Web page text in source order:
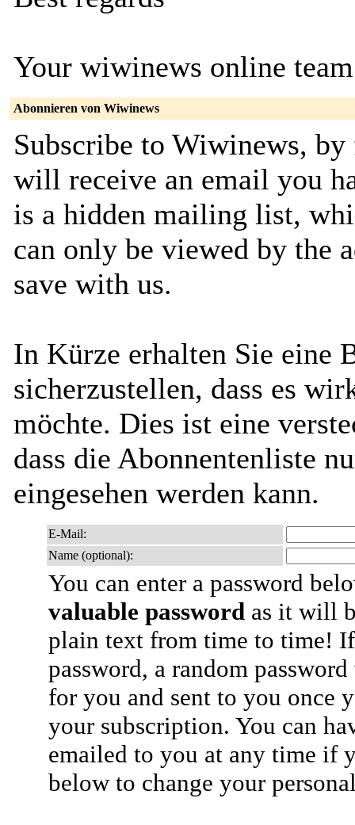
Your wiwinews online team
Abonnieren von Wiwinews
Subscribe to Wiwinews,
will receive an email you
is a hidden mailing list,
can only be viewed by the
save with us.
In Kürze erhalten Sie eine
sicherzustellen, dass es
möchte. Dies ist eine
dass die Abonnentenliste
eingesehen werden kann.
E-Mail:
Name (optional):
You can enter a password
valuable password as it will
plain text from time to time!
password, a random
for you and sent to you once
your subscription. You can
emailed to you at any time if
below to change your